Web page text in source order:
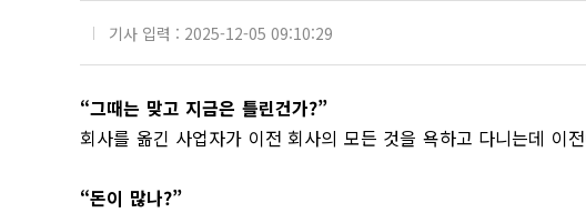
기사 입력 : 2025-12-05 09:10:29
“그때는 맞고 지금은 틀린건가?”
회사를 옮긴 사업자가 이전 회사의 모든 것을 욕하고 다니는데 이
“돈이 많나?”